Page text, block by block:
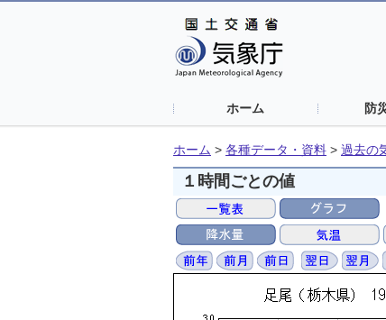
ホーム 防
ホーム > 各種データ・資料 > 過去の
１時間ごとの値